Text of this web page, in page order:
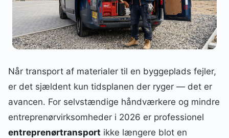
Når transport af materialer til en byggeplads fejler,
er det sjældent kun tidsplanen der ryger — det er
avancen. For selvstændige håndværkere og mindre
entreprenørvirksomheder i 2026 er professionel
entreprenørtransport ikke længere blot en